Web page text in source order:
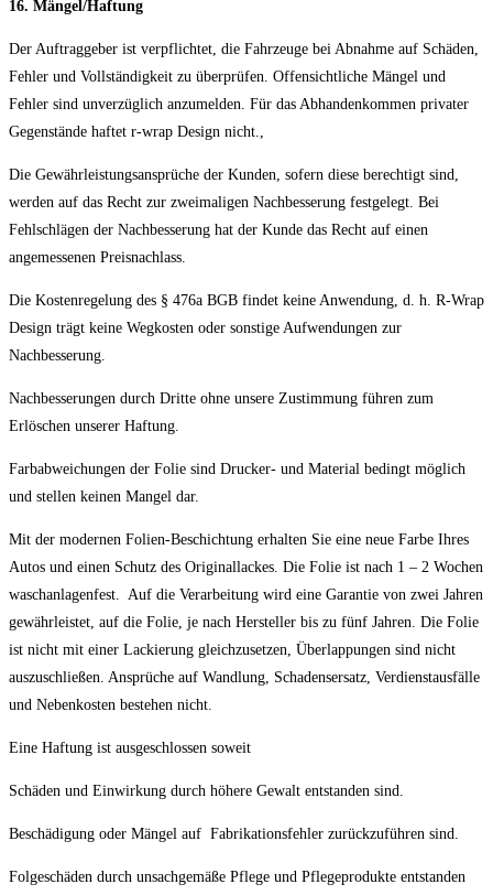
16. Mängel/Haftung
Der Auftraggeber ist verpflichtet, die Fahrzeuge bei Abnahme auf Schäden,
Fehler und Vollständigkeit zu überprüfen. Offensichtliche Mängel und
Fehler sind unverzüglich anzumelden. Für das Abhandenkommen privater
Gegenstände haftet r-wrap Design nicht.,
Die Gewährleistungsansprüche der Kunden, sofern diese berechtigt sind,
werden auf das Recht zur zweimaligen Nachbesserung festgelegt. Bei
Fehlschlägen der Nachbesserung hat der Kunde das Recht auf einen
angemessenen Preisnachlass.
Die Kostenregelung des § 476a BGB findet keine Anwendung, d. h. R-Wrap
Design trägt keine Wegkosten oder sonstige Aufwendungen zur
Nachbesserung.
Nachbesserungen durch Dritte ohne unsere Zustimmung führen zum
Erlöschen unserer Haftung.
Farbabweichungen der Folie sind Drucker- und Material bedingt möglich
und stellen keinen Mangel dar.
Mit der modernen Folien-Beschichtung erhalten Sie eine neue Farbe Ihres
Autos und einen Schutz des Originallackes. Die Folie ist nach 1 – 2 Wochen
waschanlagenfest. Auf die Verarbeitung wird eine Garantie von zwei Jahren
gewährleistet, auf die Folie, je nach Hersteller bis zu fünf Jahren. Die Folie
ist nicht mit einer Lackierung gleichzusetzen, Überlappungen sind nicht
auszuschließen. Ansprüche auf Wandlung, Schadensersatz, Verdienstausfälle
und Nebenkosten bestehen nicht.
Eine Haftung ist ausgeschlossen soweit
Schäden und Einwirkung durch höhere Gewalt entstanden sind.
Beschädigung oder Mängel auf Fabrikationsfehler zurückzuführen sind.
Folgeschäden durch unsachgemäße Pflege und Pflegeprodukte entstanden